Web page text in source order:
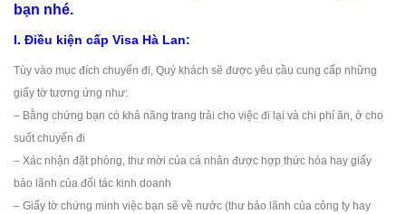
bạn nhé.
I. Điều kiện cấp Visa Hà Lan:
Tùy vào mục đích chuyến đi, Quý khách sẽ được yêu cầu cung cấp những
giấy tờ tương ứng như:
– Bằng chứng bạn có khả năng trang trải cho việc đi lại và chi phí ăn, ở cho
suốt chuyến đi
– Xác nhận đặt phòng, thư mời của cá nhân được hợp thức hóa hay giấy
bảo lãnh của đối tác kinh doanh
– Giấy tờ chứng minh việc bạn sẽ về nước (thư bảo lãnh của công ty hay